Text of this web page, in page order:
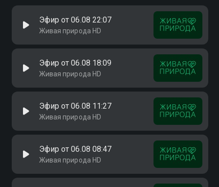
Эфир от 06.08 22:07
Живая природа HD
Эфир от 06.08 18:09
Живая природа HD
Эфир от 06.08 11:27
Живая природа HD
Эфир от 06.08 08:47
Живая природа HD